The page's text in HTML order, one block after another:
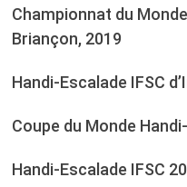
Championnat du
Briançon, 2019
Handi-Escalade IFSC
Coupe du Monde
Handi-Escalade IFSC